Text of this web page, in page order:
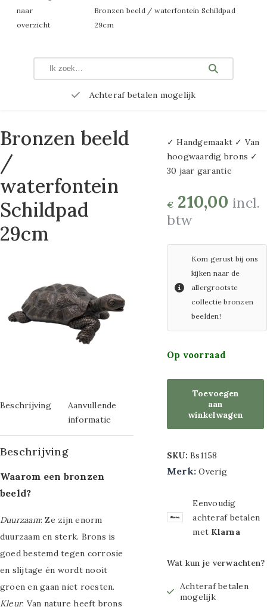
Bloembakken
manden
Tuinstekers
Vogeldrinkschalen
Windgongen
Overige
artikelen
ACTIE
decoratie
schilderijen
3D metaal
schilderijen
3D-schilderijen
3D schilderijen
metaal maat
Overige maten 3D
schilderijen metaal
Glasschilderijen
Glasschilderijen
met
Ledverlichting
Glasschilderij
maat 60x80cm
Glasschilderij
maat 100x100cm
naar
overzicht
Bronzen beeld / waterfontein Schildpad
29cm
Achteraf betalen mogelijk
Bronzen beeld
/
waterfontein
Schildpad
29cm
Beschrijving
Aanvullende
informatie
Beschrijving
Waarom een bronzen
beeld?
Duurzaam: Ze zijn enorm
duurzaam en sterk. Brons is
goed bestemd tegen corrosie
en slijtage én wordt nooit
groen en gaan niet roesten.
Kleur: Van nature heeft brons
✓ Handgemaakt ✓ Van
hoogwaardig brons ✓
30 jaar garantie
€ 210,00 incl.
btw
Kom gerust bij ons
kijken naar de
allergrootste
collectie bronzen
beelden!
Op voorraad
Toevoegen
aan
winkelwagen
SKU:Bs1158
Merk:Overig
Eenvoudig
achteraf betalen
met Klarna
Wat kun je verwachten?
Achteraf betalen
mogelijk